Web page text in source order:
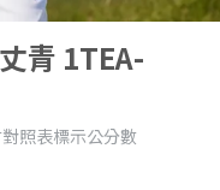
青 1TEA-
照表標示公分數